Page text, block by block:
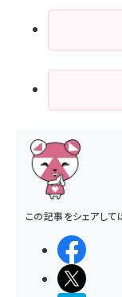
この記事をシェアして